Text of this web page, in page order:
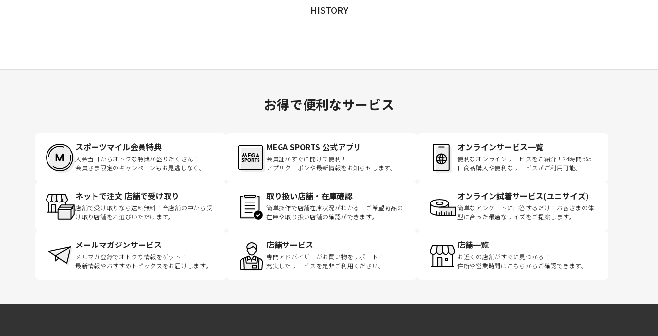
HISTORY
お得で便利なサービス
スポーツマイル会員特典
入会当日からオトクな特典が盛りだくさん！
会員さま限定のキャンペーンもお見逃しなく。
MEGA SPORTS 公式アプリ
会員証がすぐに開けて便利！
アプリクーポンや最新情報をお知らせします。
オンラインサービス一覧
便利なオンラインサービスをご紹介！24時間365
日商品購入や便利なサービスがご利用可能。
ネットで注文 店舗で受け取り
店舗で受け取りなら送料無料！全店舗の中から受
け取り店舗をお選びいただけます。
取り扱い店舗・在庫確認
簡単操作で店舗在庫状況がわかる！ご希望商品の
在庫や取り扱い店舗の確認ができます。
オンライン試着サービス(ユニサイズ)
簡単なアンケートに回答するだけ！お客さまの体
型に合った最適なサイズをご提案します。
メールマガジンサービス
メルマガ登録でオトクな情報をゲット！
最新情報やおすすめトピックスをお届けします。
店舗サービス
専門アドバイザーがお買い物をサポート！
充実したサービスを是非ご利用ください。
店舗一覧
お近くの店舗がすぐに見つかる！
住所や営業時間はこちらからご確認できます。